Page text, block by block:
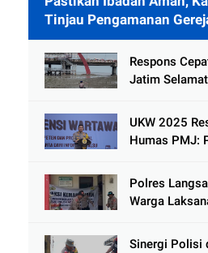
Tinjau Pengamanan
Gading
Respons
Jatim
Kenjeran
UKW 2025
Humas PMJ:
Hoaks
Polres
Warga
Tamiang
Sinergi Polisi